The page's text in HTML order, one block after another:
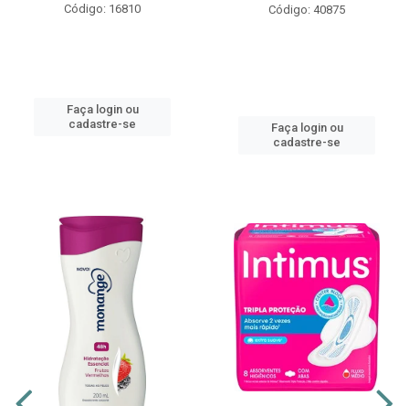
Código: 16810
Faça login ou
cadastre-se
Código: 40875
Faça login ou
cadastre-se